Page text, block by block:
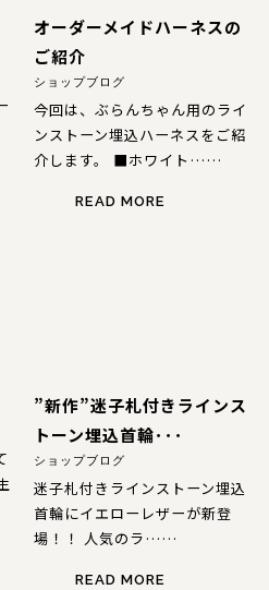
オーダーメイドハーネスの
ご紹介
ショップブログ
今回は、ぶらんちゃん用のライ
ンストーン埋込ハーネスをご紹
介します。 ■ホワイト……
READ MORE
”新作”迷子札付きラインス
トーン埋込首輪･･･
ショップブログ
迷子札付きラインストーン埋込
首輪にイエローレザーが新登
場！！ 人気のラ……
READ MORE